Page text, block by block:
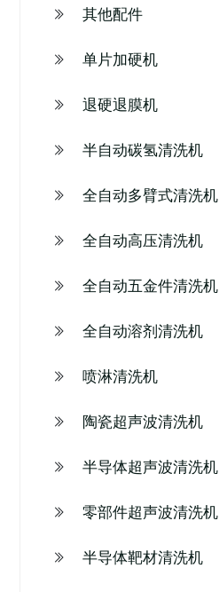
其他配件
单片加硬机
退硬退膜机
半自动碳氢清洗机
全自动多臂式清洗机
全自动高压清洗机
全自动五金件清洗机
全自动溶剂清洗机
喷淋清洗机
陶瓷超声波清洗机
半导体超声波清洗机
零部件超声波清洗机
半导体靶材清洗机